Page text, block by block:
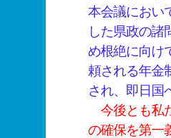
本会議におい
した県政の諸
め根絶に向け
頼される年金
され、即日国
今後とも私
の確保を第一